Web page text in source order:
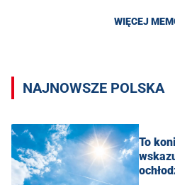
WIĘCEJ
NAJNOWSZE POLSKA
To